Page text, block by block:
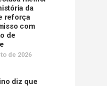
da
reforça
com
de
de 2026
diz que